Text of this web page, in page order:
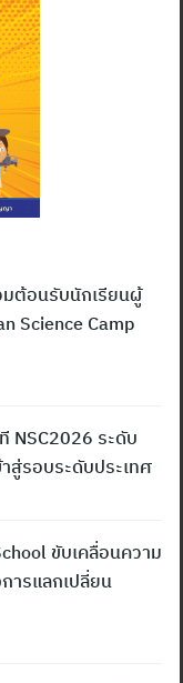
ต้อนรับนักเรียนผู้
Science Camp
NSC2026 ระดับ
สู่รอบระดับประเทศ
ขับเคลื่อนความ
ารแลกเปลี่ยน